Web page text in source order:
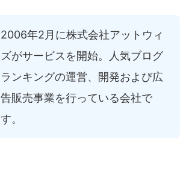
2006年2月に株式会社アットウィ
ズがサービスを開始。人気ブログ
ランキングの運営、開発および広
告販売事業を行っている会社で
す。